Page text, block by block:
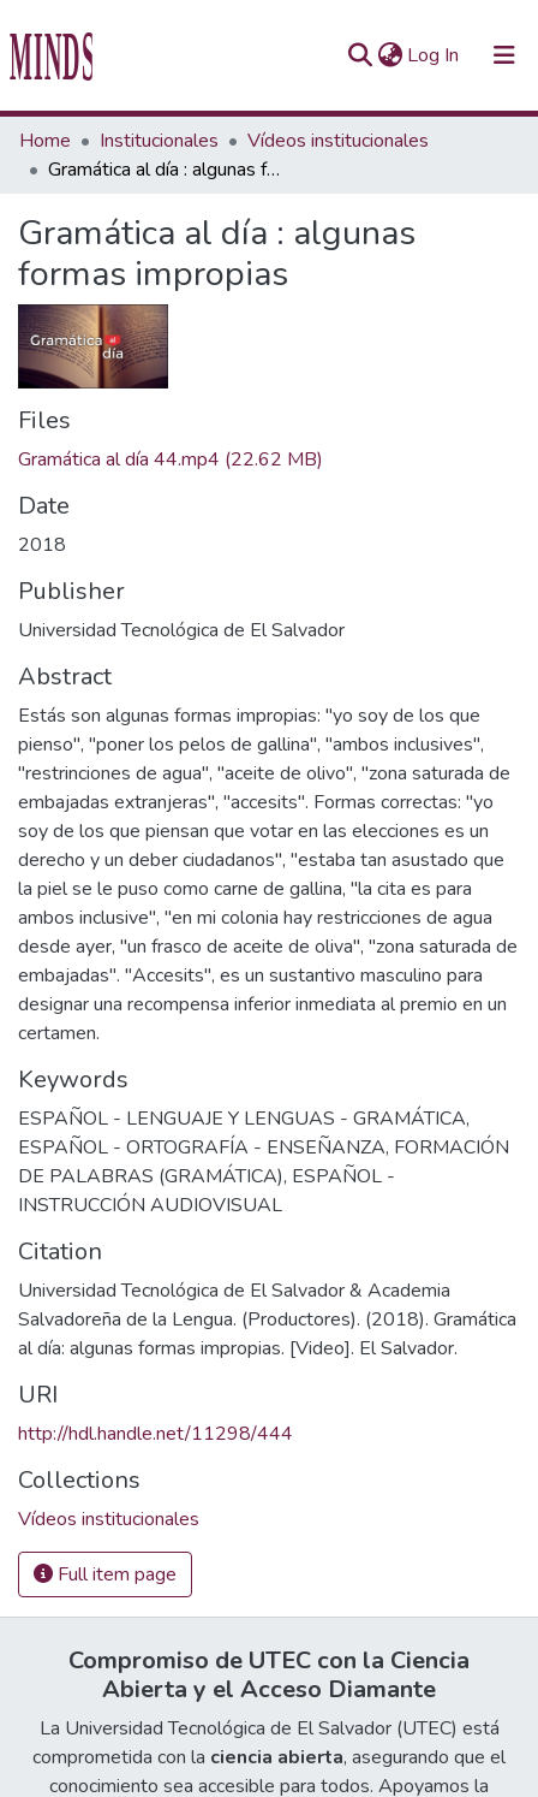
Log In (current)
Communities & Collections
All of Repository UTEC
Statistics
Home Institucionales
Vídeos institucionales
Gramática al día : algunas formas impropias
Gramática al día : algunas
formas impropias
Files
Gramática al día 44.mp4 (22.62 MB)
Date
2018
Publisher
Universidad Tecnológica de El Salvador
Abstract
Estás son algunas formas impropias: "yo soy de los que
pienso", "poner los pelos de gallina", "ambos inclusives",
"restrinciones de agua", "aceite de olivo", "zona saturada de
embajadas extranjeras", "accesits". Formas correctas: "yo
soy de los que piensan que votar en las elecciones es un
derecho y un deber ciudadanos", "estaba tan asustado que
la piel se le puso como carne de gallina, "la cita es para
ambos inclusive", "en mi colonia hay restricciones de agua
desde ayer, "un frasco de aceite de oliva", "zona saturada de
embajadas". "Accesits", es un sustantivo masculino para
designar una recompensa inferior inmediata al premio en un
certamen.
Keywords
ESPAÑOL - LENGUAJE Y LENGUAS - GRAMÁTICA,
ESPAÑOL - ORTOGRAFÍA - ENSEÑANZA, FORMACIÓN
DE PALABRAS (GRAMÁTICA), ESPAÑOL -
INSTRUCCIÓN AUDIOVISUAL
Citation
Universidad Tecnológica de El Salvador & Academia
Salvadoreña de la Lengua. (Productores). (2018). Gramática
al día: algunas formas impropias. [Video]. El Salvador.
URI
http://hdl.handle.net/11298/444
Collections
Vídeos institucionales
Full item page
Compromiso de UTEC con la Ciencia
Abierta y el Acceso Diamante
La Universidad Tecnológica de El Salvador (UTEC) está
comprometida con la ciencia abierta, asegurando que el
conocimiento sea accesible para todos. Apoyamos la